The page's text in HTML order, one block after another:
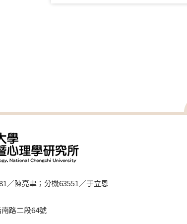
／陳亮聿；分機63551／于立恩
路二段64號